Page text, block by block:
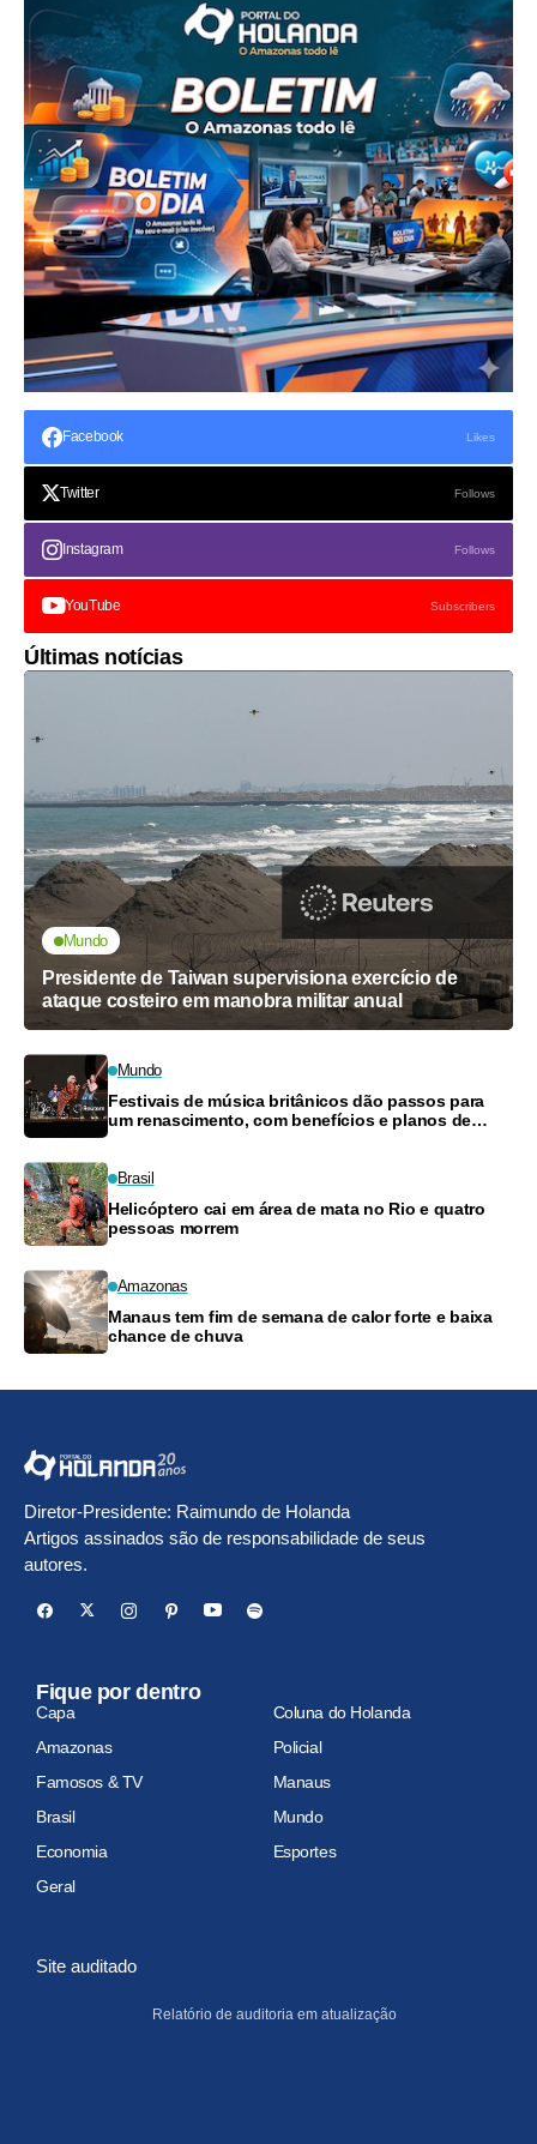
Facebook Likes
Twitter Follows
Instagram Follows
YouTube Subscribers
Últimas notícias
Mundo
Presidente de Taiwan supervisiona exercício de
ataque costeiro em manobra militar anual
Mundo
Festivais de música britânicos dão passos para
um renascimento, com benefícios e planos de
Brasil
Helicóptero cai em área de mata no Rio e quatro
pessoas morrem
Amazonas
Manaus tem fim de semana de calor forte e baixa
chance de chuva
Diretor-Presidente: Raimundo de Holanda
Artigos assinados são de responsabilidade de seus
autores.
Fique por dentro
Capa
Coluna do Holanda
Amazonas
Policial
Famosos & TV
Manaus
Brasil
Mundo
Economia
Esportes
Geral
Site auditado
Relatório de auditoria em atualização